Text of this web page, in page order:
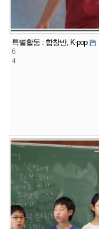
1
6
4
특별활동 : 합창반, K-pop